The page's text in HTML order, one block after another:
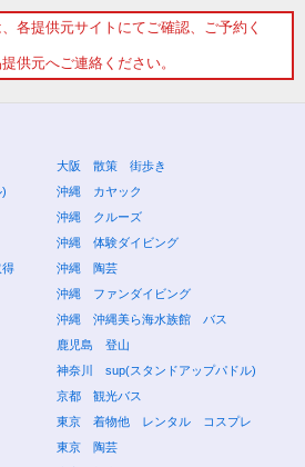
各提供元サイトにてご確認、ご予約く
供元へご連絡ください。
大阪 散策 街歩き
沖縄 カヤック
沖縄 クルーズ
沖縄 体験ダイビング
沖縄 陶芸
沖縄 ファンダイビング
沖縄 沖縄美ら海水族館 バス
鹿児島 登山
神奈川 sup(スタンドアップパドル)
京都 観光バス
東京 着物他 レンタル コスプレ
東京 陶芸